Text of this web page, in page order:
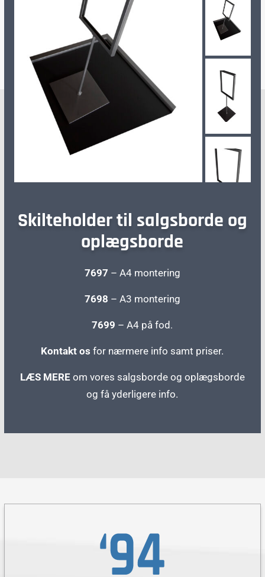
Skilteholder til salgsborde og
oplægsborde
7697 – A4 montering
7698 – A3 montering
7699 – A4 på fod.
Kontakt os for nærmere info samt priser.
LÆS MEREom vores salgsborde og oplægsborde
og få yderligere info.